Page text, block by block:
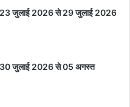
23 जुलाई 2026 से 29 जुलाई 2026
30 जुलाई 2026 से 05 अगस्त